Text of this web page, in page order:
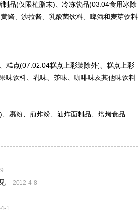
品(仅限植脂末)、冷冻饮品(03.04食用冰除
酱、沙拉酱、乳酸菌饮料、啤酒和麦芽饮料
点(07.02.04糕点上彩装除外)、糕点上彩
味饮料、乳味、茶味、咖啡味及其他味饮料
裹粉、煎炸粉、油炸面制品、焙烤食品
2012-4-8
1